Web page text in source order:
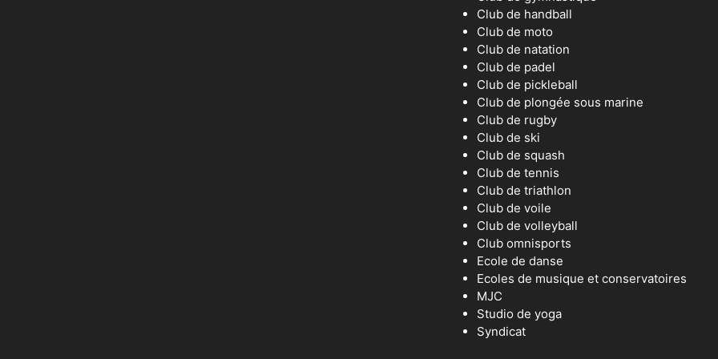
Club de handball
Club de moto
Club de natation
Club de padel
Club de pickleball
Club de plongée sous marine
Club de rugby
Club de ski
Club de squash
Club de tennis
Club de triathlon
Club de voile
Club de volleyball
Club omnisports
Ecole de danse
Ecoles de musique et conservatoires
MJC
Studio de yoga
Syndicat